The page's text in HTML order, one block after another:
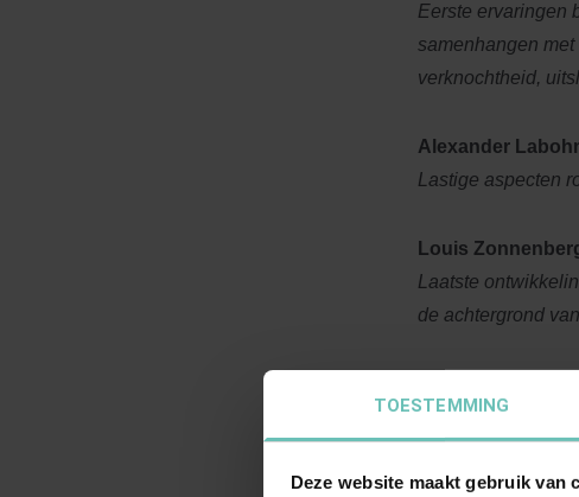
TOESTEMMING
Deze website maakt gebruik van
Eerste ervaringen
samenhangen
verknochtheid,
Alexander
Lastige aspecten
Louis
Laatste
de achtergrond
Transactionele
Wat gaat deze